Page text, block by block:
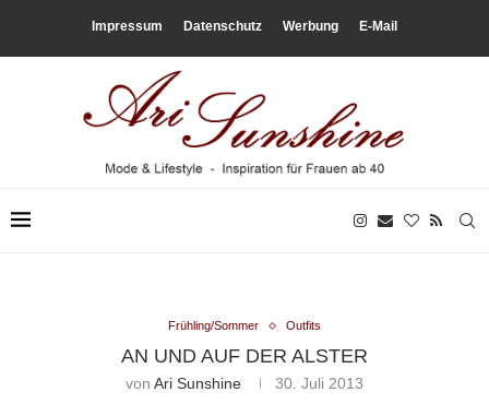
Impressum Datenschutz Werbung E-Mail
Frühling/Sommer Outfits
AN UND AUF DER ALSTER
von Ari Sunshine 30. Juli 2013